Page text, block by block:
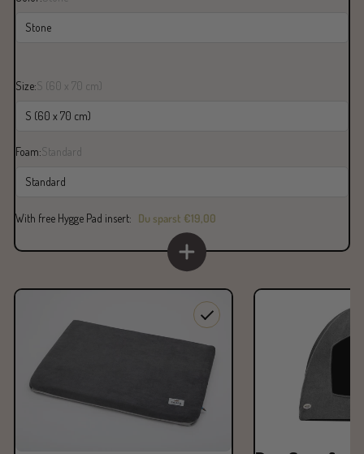
Stone
Size:S (60 x 70 cm)
S (60 x 70 cm)
Foam:Standard
Standard
With free Hygge Pad insert: Du sparst €19,00